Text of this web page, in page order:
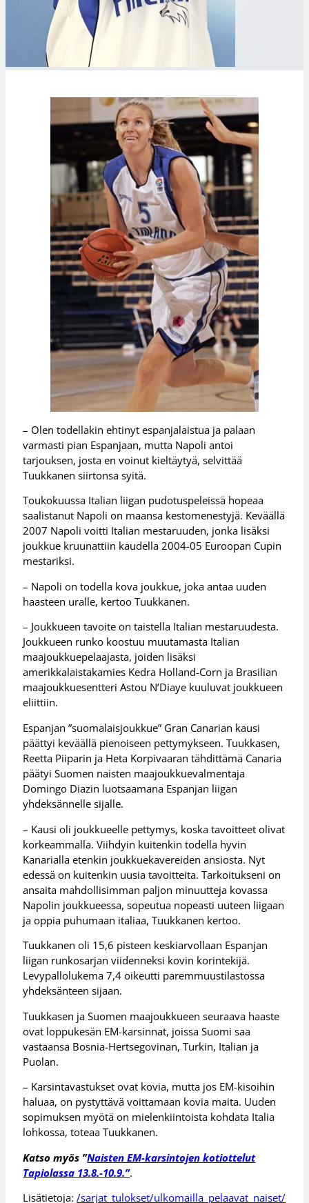
– Olen todellakin ehtinyt espanjalaistua ja palaan
varmasti pian Espanjaan, mutta Napoli antoi
tarjouksen, josta en voinut kieltäytyä, selvittää
Tuukkanen siirtonsa syitä.
Toukokuussa Italian liigan pudotuspeleissä hopeaa
saalistanut Napoli on maansa kestomenestyjä. Keväällä
2007 Napoli voitti Italian mestaruuden, jonka lisäksi
joukkue kruunattiin kaudella 2004-05 Euroopan Cupin
mestariksi.
– Napoli on todella kova joukkue, joka antaa uuden
haasteen uralle, kertoo Tuukkanen.
– Joukkueen tavoite on taistella Italian mestaruudesta.
Joukkueen runko koostuu muutamasta Italian
maajoukkuepelaajasta, joiden lisäksi
amerikkalaistakamies Kedra Holland-Corn ja Brasilian
maajoukkuesentteri Astou N’Diaye kuuluvat joukkueen
eliittiin.
Espanjan ”suomalaisjoukkue” Gran Canarian kausi
päättyi keväällä pienoiseen pettymykseen. Tuukkasen,
Reetta Piiparin ja Heta Korpivaaran tähdittämä Canaria
päätyi Suomen naisten maajoukkuevalmentaja
Domingo Diazin luotsaamana Espanjan liigan
yhdeksännelle sijalle.
– Kausi oli joukkueelle pettymys, koska tavoitteet olivat
korkeammalla. Viihdyin kuitenkin todella hyvin
Kanarialla etenkin joukkuekavereiden ansiosta. Nyt
edessä on kuitenkin uusia tavoitteita. Tarkoitukseni on
ansaita mahdollisimman paljon minuutteja kovassa
Napolin joukkueessa, sopeutua nopeasti uuteen liigaan
ja oppia puhumaan italiaa, Tuukkanen kertoo.
Tuukkanen oli 15,6 pisteen keskiarvollaan Espanjan
liigan runkosarjan viidenneksi kovin korintekijä.
Levypallolukema 7,4 oikeutti paremmuustilastossa
yhdeksänteen sijaan.
Tuukkasen ja Suomen maajoukkueen seuraava haaste
ovat loppukesän EM-karsinnat, joissa Suomi saa
vastaansa Bosnia-Hertsegovinan, Turkin, Italian ja
Puolan.
– Karsintavastukset ovat kovia, mutta jos EM-kisoihin
haluaa, on pystyttävä voittamaan kovia maita. Uuden
sopimuksen myötä on mielenkiintoista kohdata Italia
lohkossa, toteaa Tuukkanen.
Katso myös ”Naisten EM-karsintojen kotiottelut
Tapiolassa 13.8.-10.9.”.
Lisätietoja:/sarjat_tulokset/ulkomailla_pelaavat_naiset/